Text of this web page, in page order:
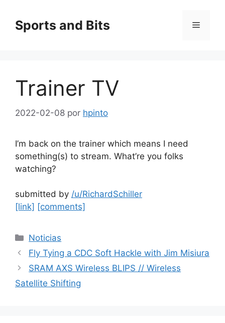
contenido
Sports and Bits Menú
Trainer TV
2022-02-08 por hpinto
I’m back on the trainer which means I need
something(s) to stream. What’re you folks
watching?
submitted by /u/RichardSchiller
[link] [comments]
Categorías
Noticias
Fly Tying a CDC Soft Hackle with Jim Misiura
SRAM AXS Wireless BLIPS // Wireless
Satellite Shifting